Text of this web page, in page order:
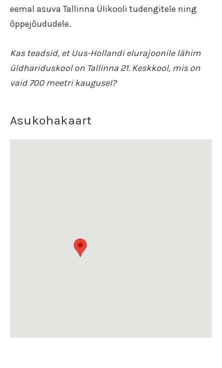
eemal asuva Tallinna Ülikooli tudengitele ning
õppejõududele.
Kas teadsid, et Uus-Hollandi elurajoonile lähim
üldhariduskool on Tallinna 21. Keskkool, mis on
vaid 700 meetri kaugusel?
Asukohakaart